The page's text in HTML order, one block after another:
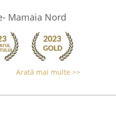
Mamaia Nord
Arată mai multe >>